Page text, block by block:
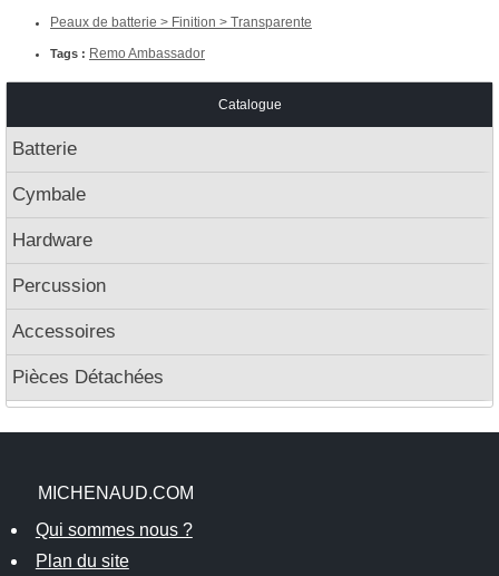
Peaux de batterie > Finition > Transparente
Tags : Remo Ambassador
Catalogue
Batterie
Cymbale
Hardware
Percussion
Accessoires
Pièces Détachées
MICHENAUD.COM
Qui sommes nous ?
Plan du site